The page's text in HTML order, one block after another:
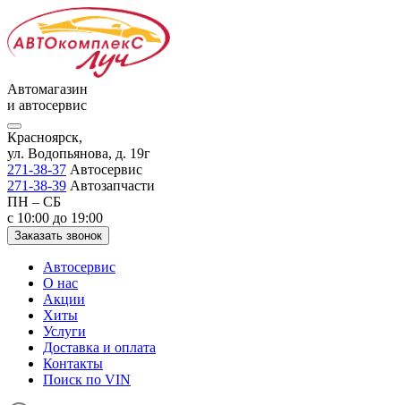
Автомагазин
и автосервис
Красноярск,
ул. Водопьянова, д. 19г
271-38-37 Автосервис
271-38-39 Автозапчасти
ПН – СБ
с 10:00 до 19:00
Заказать звонок
Автосервис
О нас
Акции
Хиты
Услуги
Доставка и оплата
Контакты
Поиск по VIN